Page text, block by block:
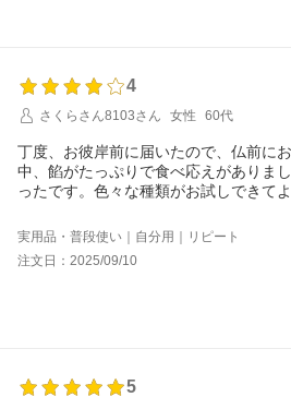
4
さくらさん8103さん
女性 60代
丁度、お彼岸前に届いたので、仏前に
中、餡がたっぷりで食べ応えがありま
ったです。色々な種類がお試しできてよ
実用品・普段使い｜自分用｜リピート
注文日：2025/09/10
5